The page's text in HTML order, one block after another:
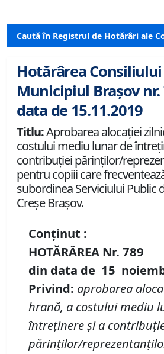
Caută în Registrul de Hotărâri ale
Hotărârea Consiliului
Municipiul Brașov nr.
data de 15.11.2019
Titlu:Aprobarea alocației
costului mediu lunar de
contribuției părinților/
pentru copiii care
subordinea Serviciului Public
Creșe Brașov.
Conținut :
HOTĂRÂREA Nr. 789
din data de 15
Privind: aprobarea aloca
hrană, a costului mediu
întreținereși a contribuț
părinților/reprezentanț